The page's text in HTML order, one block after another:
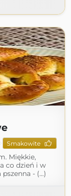
Smakowite
Miękkie,
co dzień i w
- (...)